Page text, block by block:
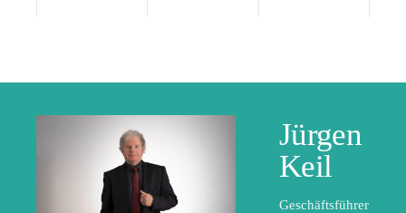
Jürgen
Keil
Geschäftsführer